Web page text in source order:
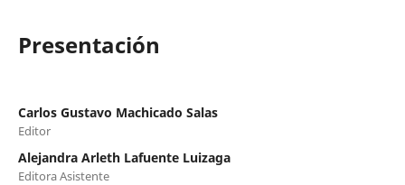
Presentación
Carlos Gustavo Machicado Salas
Editor
Alejandra Arleth Lafuente Luizaga
Editora Asistente